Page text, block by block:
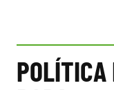
POLÍTICA